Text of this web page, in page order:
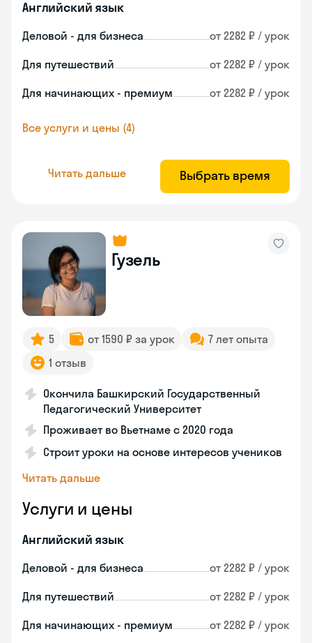
Английский язык
Деловой - для бизнеса от 2282 ₽ / урок
Для путешествий от 2282 ₽ / урок
Для начинающих - премиум от 2282 ₽ / урок
Все услуги и цены (4)
Читать дальше Выбрать время
Гузель
5 от 1590 ₽ за урок
7 лет опыта
1 отзыв
Окончила Башкирский Государственный
Педагогический Университет
Проживает во Вьетнаме с 2020 года
Строит уроки на основе интересов учеников
Читать дальше
Услуги и цены
Английский язык
Деловой - для бизнеса от 2282 ₽ / урок
Для путешествий от 2282 ₽ / урок
Для начинающих - премиум от 2282 ₽ / урок